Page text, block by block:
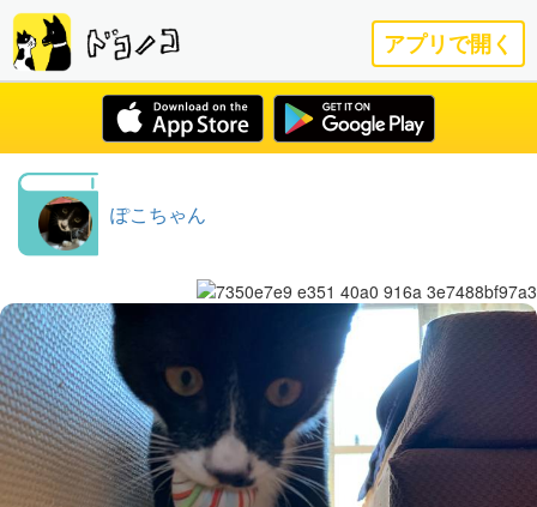
アプリで開く
ぽこちゃん